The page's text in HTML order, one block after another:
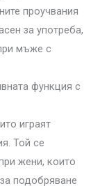
проучвания
за употреба,
мъже с
функция с
играят
Той се
жени, които
подобряване